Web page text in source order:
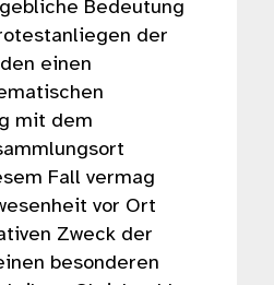
Bedeutung
der
einen
mit dem
Fall vermag
vor Ort
Zweck der
besonderen